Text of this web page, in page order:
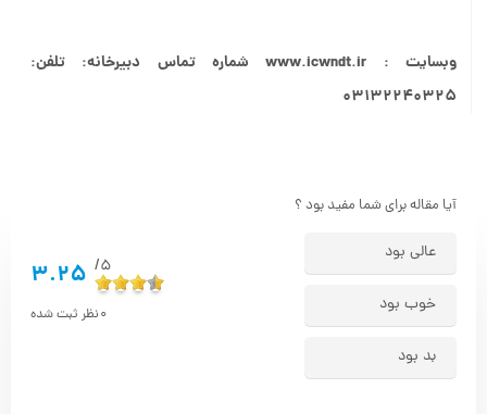
وبسایت : www.icwndt.ir شماره تماس دبیرخانه: تلفن:
03132240325
آیا مقاله برای شما مفید بود ؟
عالی بود
خوب بود
بد بود
5/
3.25
0نظر ثبت شده